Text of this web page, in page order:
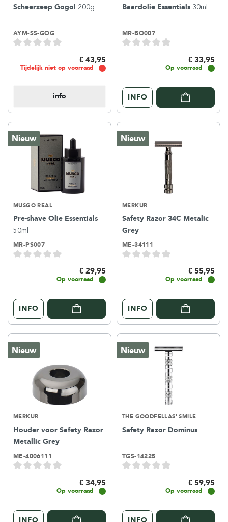
Scheerzeep Gogol 200g
AYM-SS-GOG
€ 43,95
Tijdelijk niet op voorraad
info
Baardolie Essentials 30ml
MR-BO007
€ 33,95
Op voorraad
INFO
Nieuw
MUSGO REAL
Pre-shave Olie Essentials
50ml
MR-PS007
€ 29,95
Op voorraad
INFO
Nieuw
MERKUR
Safety Razor 34C Metalic
Grey
ME-34111
€ 55,95
Op voorraad
INFO
Nieuw
MERKUR
Houder voor Safety Razor
Metallic Grey
ME-4006111
€ 34,95
Op voorraad
INFO
Nieuw
THE GOODFELLAS' SMILE
Safety Razor Dominus
TGS-14225
€ 59,95
Op voorraad
INFO